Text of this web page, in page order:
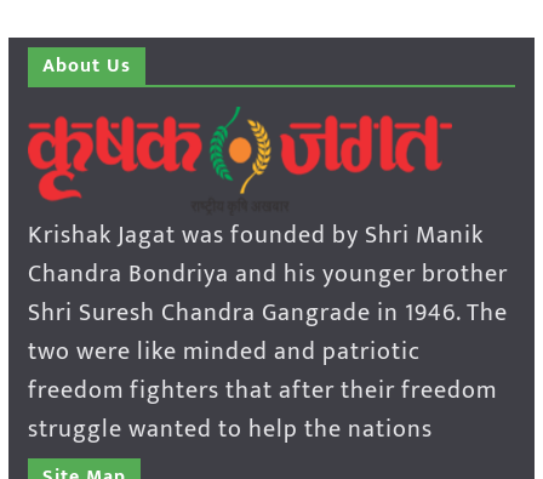
About Us
Krishak Jagat was founded by Shri Manik
Chandra Bondriya and his younger brother
Shri Suresh Chandra Gangrade in 1946. The
two were like minded and patriotic
freedom fighters that after their freedom
struggle wanted to help the nations